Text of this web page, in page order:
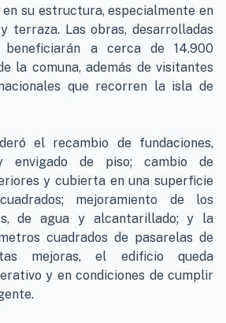
su estructura, especialmente en
terraza. Las obras, desarrolladas
beneficiarán a cerca de 14.900
la comuna, además de visitantes
que recorren la isla de
el recambio de fundaciones,
envigado de piso; cambio de
y cubierta en una superficie
mejoramiento de los
de agua y alcantarillado; y la
cuadrados de pasarelas de
mejoras, el edificio queda
y en condiciones de cumplir